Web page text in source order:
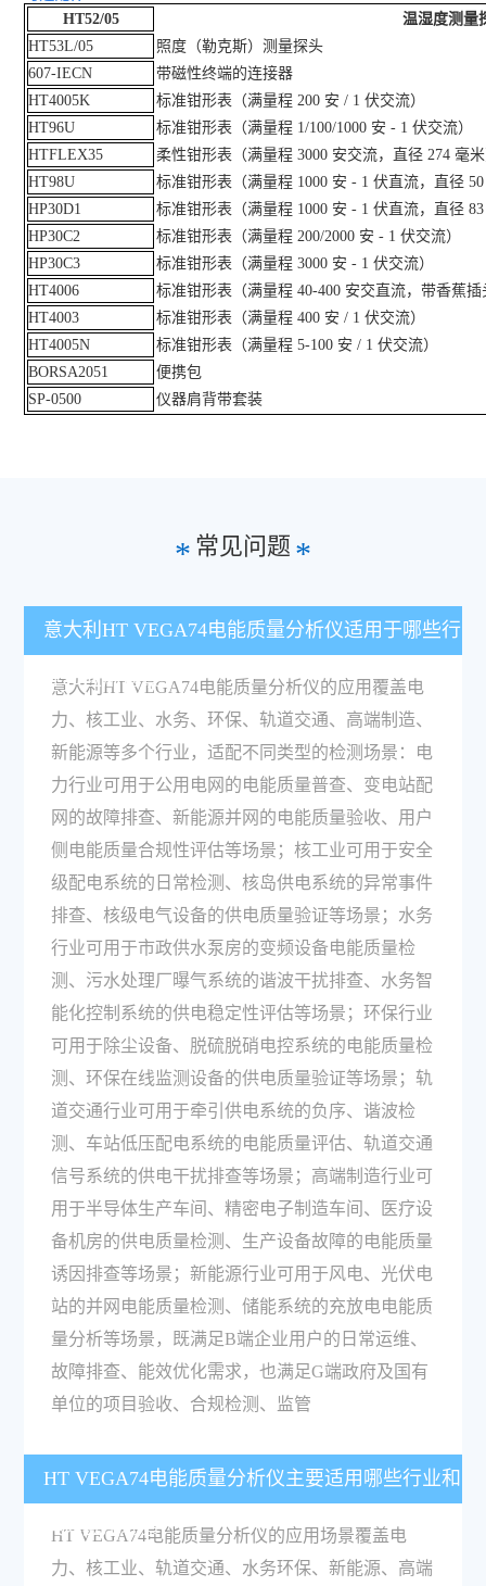
HT52/05
温湿度测量
HT53L/05
照度（勒克斯）测量探头
607-IECN
带磁性终端的连接器
HT4005K
标准钳形表（满量程 200 安 / 1 伏交流）
HT96U
标准钳形表（满量程 1/100/1000 安 - 1 伏交流）
HTFLEX35
柔性钳形表（满量程 3000 安交流，直径 274 毫
HT98U
标准钳形表（满量程 1000 安 - 1 伏直流，直径
HP30D1
标准钳形表（满量程 1000 安 - 1 伏直流，直径
HP30C2
标准钳形表（满量程 200/2000 安 - 1 伏交流）
HP30C3
标准钳形表（满量程 3000 安 - 1 伏交流）
HT4006
标准钳形表（满量程 40-400 安交直流，带香蕉
HT4003
标准钳形表（满量程 400 安 / 1 伏交流）
HT4005N
标准钳形表（满量程 5-100 安 / 1 伏交流）
BORSA2051
便携包
SP-0500
仪器肩背带套装
* 常见问题 *
意大利HT VEGA74电能质量分析仪适用于哪些行
业和应用场景？
意大利HT VEGA74电能质量分析仪的应用覆盖电
力、核工业、水务、环保、轨道交通、高端制造、
新能源等多个行业，适配不同类型的检测场景：电
力行业可用于公用电网的电能质量普查、变电站配
网的故障排查、新能源并网的电能质量验收、用户
侧电能质量合规性评估等场景；核工业可用于安全
级配电系统的日常检测、核岛供电系统的异常事件
排查、核级电气设备的供电质量验证等场景；水务
行业可用于市政供水泵房的变频设备电能质量检
测、污水处理厂曝气系统的谐波干扰排查、水务智
能化控制系统的供电稳定性评估等场景；环保行业
可用于除尘设备、脱硫脱硝电控系统的电能质量检
测、环保在线监测设备的供电质量验证等场景；轨
道交通行业可用于牵引供电系统的负序、谐波检
测、车站低压配电系统的电能质量评估、轨道交通
信号系统的供电干扰排查等场景；高端制造行业可
用于半导体生产车间、精密电子制造车间、医疗设
备机房的供电质量检测、生产设备故障的电能质量
诱因排查等场景；新能源行业可用于风电、光伏电
站的并网电能质量检测、储能系统的充放电电能质
量分析等场景，既满足B端企业用户的日常运维、
故障排查、能效优化需求，也满足G端政府及国有
单位的项目验收、合规检测、监管
HT VEGA74电能质量分析仪主要适用哪些行业和
具体应用场景？
HT VEGA74电能质量分析仪的应用场景覆盖电
力、核工业、轨道交通、水务环保、新能源、高端